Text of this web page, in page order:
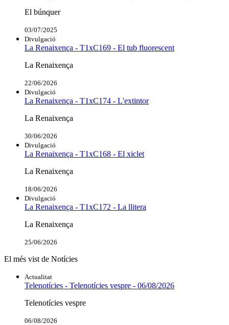
El búnquer
03/07/2025
Divulgació
La Renaixença - T1xC169 - El tub fluorescent
La Renaixença
22/06/2026
Divulgació
La Renaixença - T1xC174 - L'extintor
La Renaixença
30/06/2026
Divulgació
La Renaixença - T1xC168 - El xiclet
La Renaixença
18/06/2026
Divulgació
La Renaixença - T1xC172 - La llitera
La Renaixença
25/06/2026
El més vist de Notícies
Actualitat
Telenotícies - Telenotícies vespre - 06/08/2026
Telenotícies vespre
06/08/2026